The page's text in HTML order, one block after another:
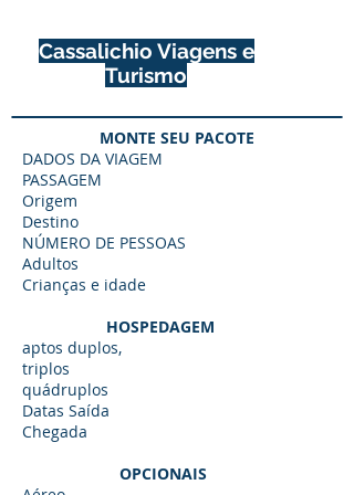
Cassalichio Viagens e
Turismo
MONTE SEU PACOTE
DADOS DA VIAGEM
PASSAGEM
Origem
Destino
NÚMERO DE PESSOAS
Adultos
Crianças e idade
HOSPEDAGEM
aptos duplos,
triplos
quádruplos
Datas Saída
Chegada
OPCIONAIS